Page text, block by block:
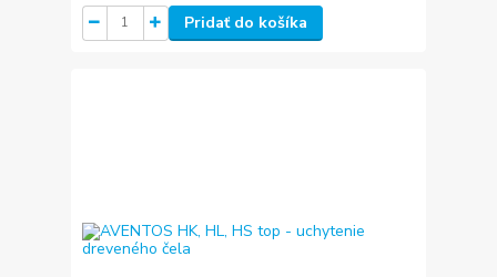
Pridať do košíka